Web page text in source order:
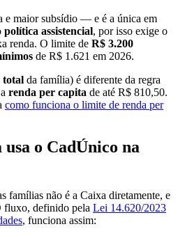
e maior subsídio — e é a única em
política assistencial, por isso exige o
renda. O limite de R$ 3.200
de R$ 1.621 em 2026.
total da família) é diferente da regra
renda per capita de até R$ 810,50.
como funciona o limite de renda per
o CadÚnico na
famílias não é a Caixa diretamente, e
fluxo, definido pela Lei 14.620/2023
, funciona assim: